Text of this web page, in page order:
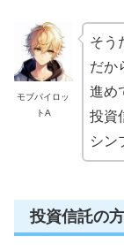
モブパイロッ
トA
そう
だか
進め
投資
シン
投資信託の